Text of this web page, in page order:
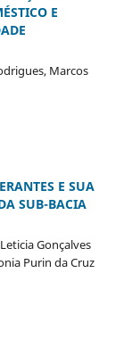
E
Marcos
E SUA
SUB-BACIA
Gonçalves
Purin da Cruz